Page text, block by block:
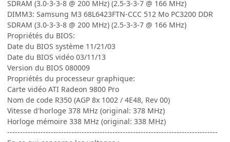
SDRAM (3.0-3-3-8 @ 200 MHz) (2.5-3-3-7 @ 166 MHz)
DIMM3: Samsung M3 68L6423FTN-CCC 512 Mo PC3200 DDR
SDRAM (3.0-3-3-8 @ 200 MHz) (2.5-3-3-7 @ 166 MHz)
Propriétés du BIOS:
Date du BIOS système 11/21/03
Date du BIOS vidéo 03/11/13
Version du BIOS 080009
Propriétés du processeur graphique:
Carte vidéo ATI Radeon 9800 Pro
Nom de code R350 (AGP 8x 1002 / 4E48, Rev 00)
Vitesse d'horloge 378 MHz (original: 378 MHz)
Horloge mémoire 338 MHz (original: 338 MHz)
----------------------------------------------------------------------------------